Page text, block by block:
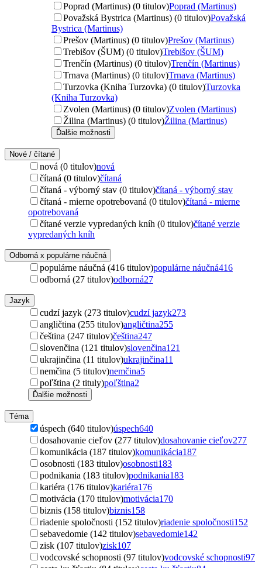
Poprad (Martinus) (0 titulov)Poprad (Martinus)
Považská Bystrica (Martinus) (0 titulov)Považská
Bystrica (Martinus)
Prešov (Martinus) (0 titulov)Prešov (Martinus)
Trebišov (ŠUM) (0 titulov)Trebišov (ŠUM)
Trenčín (Martinus) (0 titulov)Trenčín (Martinus)
Trnava (Martinus) (0 titulov)Trnava (Martinus)
Turzovka (Kniha Turzovka) (0 titulov)Turzovka
(Kniha Turzovka)
Zvolen (Martinus) (0 titulov)Zvolen (Martinus)
Žilina (Martinus) (0 titulov)Žilina (Martinus)
Ďalšie možnosti
Nové / čítané
nová (0 titulov)nová
čítaná (0 titulov)čítaná
čítaná - výborný stav (0 titulov)čítaná - výborný stav
čítaná - mierne opotrebovaná (0 titulov)čítaná - mierne
opotrebovaná
čítané verzie vypredaných kníh (0 titulov)čítané verzie
vypredaných kníh
Odborná x populárne náučná
populárne náučná (416 titulov)populárne náučná416
odborná (27 titulov)odborná27
Jazyk
cudzí jazyk (273 titulov)cudzí jazyk273
angličtina (255 titulov)angličtina255
čeština (247 titulov)čeština247
slovenčina (121 titulov)slovenčina121
ukrajinčina (11 titulov)ukrajinčina11
nemčina (5 titulov)nemčina5
poľština (2 tituly)poľština2
Ďalšie možnosti
Téma
úspech (640 titulov)úspech640
dosahovanie cieľov (277 titulov)dosahovanie cieľov277
komunikácia (187 titulov)komunikácia187
osobnosti (183 titulov)osobnosti183
podnikania (183 titulov)podnikania183
kariéra (176 titulov)kariéra176
motivácia (170 titulov)motivácia170
biznis (158 titulov)biznis158
riadenie spoločnosti (152 titulov)riadenie spoločnosti152
sebavedomie (142 titulov)sebavedomie142
zisk (107 titulov)zisk107
vodcovské schopnosti (97 titulov)vodcovské schopnosti97